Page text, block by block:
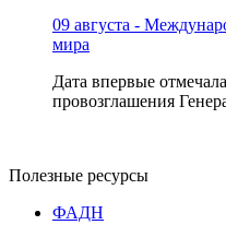
09 августа -
мира
Дата впервые
провозглашения
Полезные ресурсы
ФАДН